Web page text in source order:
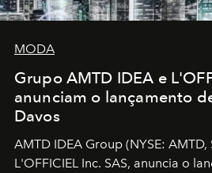
MODA
Grupo AMTD IDEA e
anunciam o lançamento
Davos
AMTD IDEA Group (NYSE: AMTD,
L'OFFICIEL Inc. SAS, anuncia o